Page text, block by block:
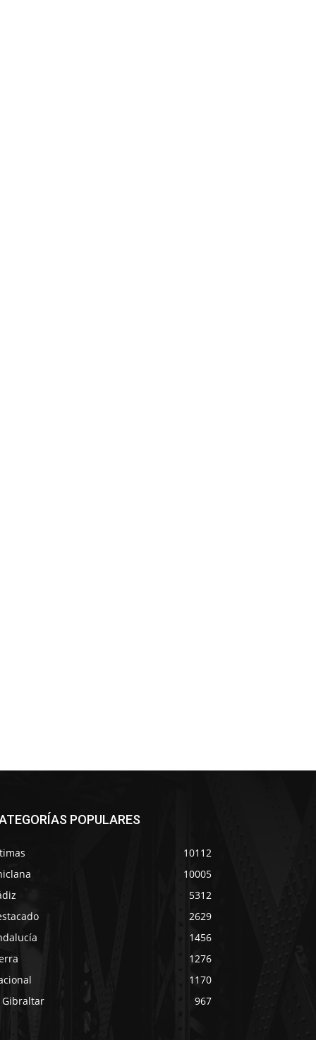
POPULARES
10112
10005
5312
2629
1456
1276
1170
Gibraltar
967